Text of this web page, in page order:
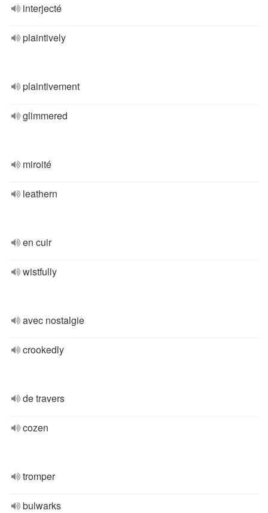
interjecté
plaintively
plaintivement
glimmered
miroité
leathern
en cuir
wistfully
avec nostalgie
crookedly
de travers
cozen
tromper
bulwarks